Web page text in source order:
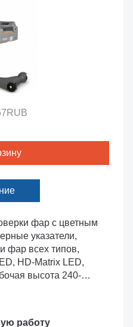
с цветным
указатели,
фар всех типов,
HD-Matrix LED,
высота 240-
и
неровности
работу